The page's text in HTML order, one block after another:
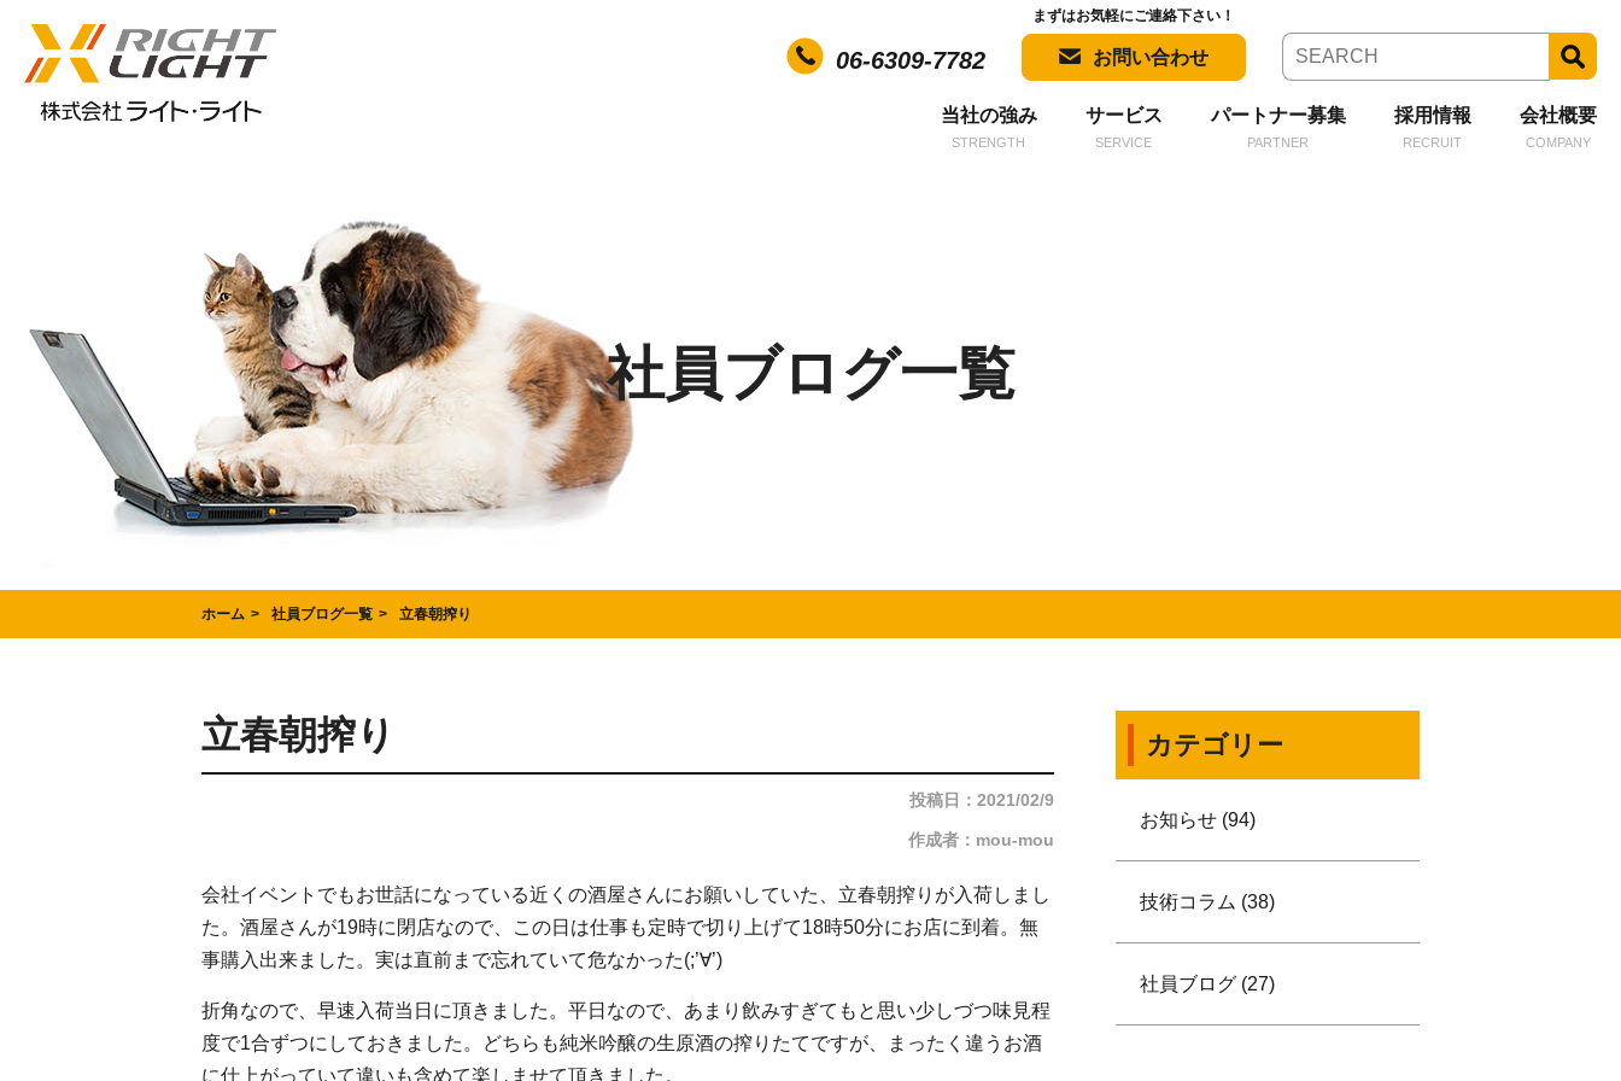
06-6309-7782
まずはお気軽にご連絡下さい！
お問い合わせ
当社の強み
STRENGTH
サービス
SERVICE
パートナー募集
PARTNER
採用情報
RECRUIT
会社概要
COMPANY
社員ブログ一覧
ホーム 社員ブログ一覧 立春朝搾り
立春朝搾り
投稿日：2021/02/9
作成者：mou-mou
会社イベントでもお世話になっている近くの酒屋さんにお願いしていた、立春朝搾りが入荷しまし
た。酒屋さんが19時に閉店なので、この日は仕事も定時で切り上げて18時50分にお店に到着。無
事購入出来ました。実は直前まで忘れていて危なかった(;’∀’)
折角なので、早速入荷当日に頂きました。平日なので、あまり飲みすぎてもと思い少しづつ味見程
度で1合ずつにしておきました。どちらも純米吟醸の生原酒の搾りたてですが、まったく違うお酒
に仕上がっていて違いも含めて楽しませて頂きました。
カテゴリー
お知らせ (94)
技術コラム (38)
社員ブログ (27)